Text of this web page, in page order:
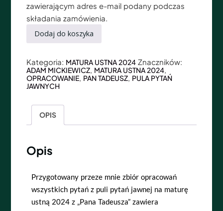
zawierającym adres e-mail podany podczas
składania zamówienia.
Dodaj do koszyka
Kategoria: MATURA USTNA 2024 Znaczników:
ADAM MICKIEWICZ, MATURA USTNA 2024,
OPRACOWANIE, PAN TADEUSZ, PULA PYTAŃ
JAWNYCH
OPIS
Opis
Przygotowany przeze mnie zbiór opracowań
wszystkich pytań z puli pytań jawnej na maturę
ustną 2024 z „Pana Tadeusza” zawiera